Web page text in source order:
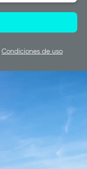
Condiciones de uso